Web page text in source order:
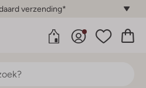
verzending*